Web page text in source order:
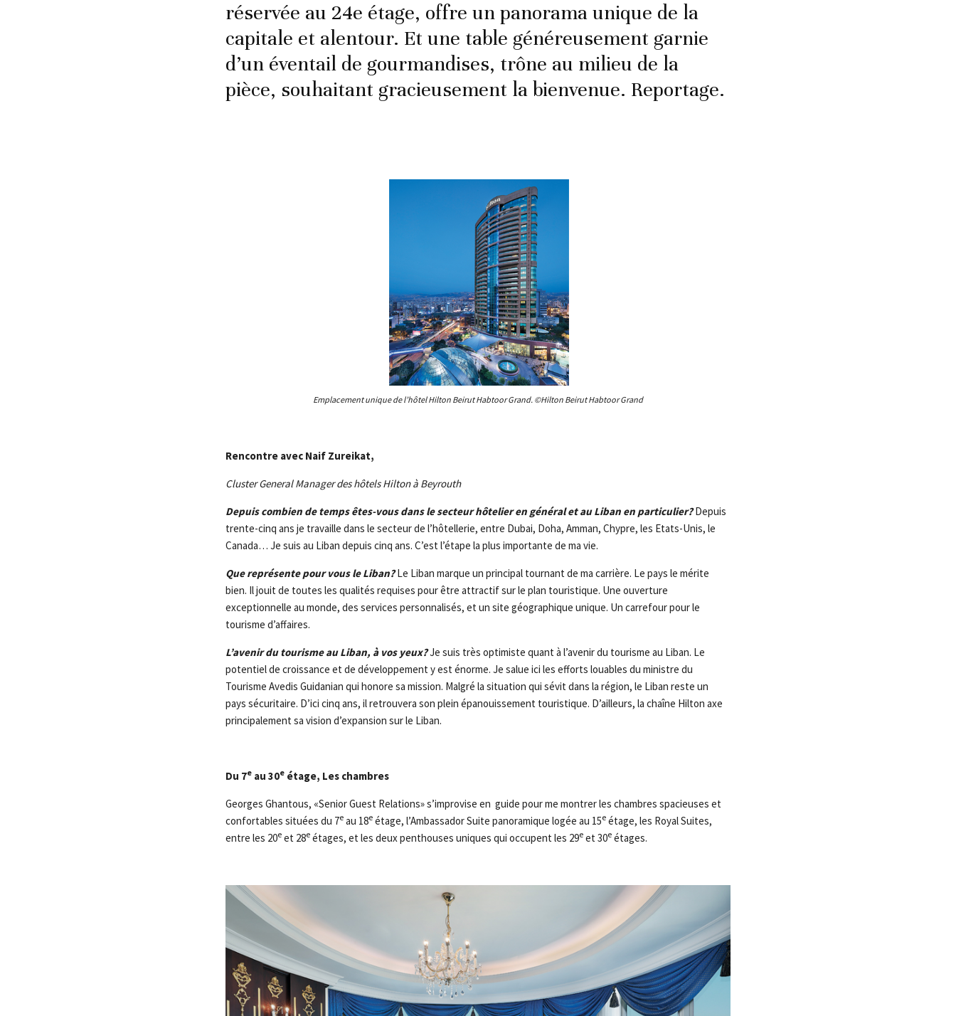
réservée au 24e étage, offre un panorama unique de la
capitale et alentour. Et une table généreusement garnie
d’un éventail de gourmandises, trône au milieu de la
pièce, souhaitant gracieusement la bienvenue. Reportage.
Emplacement unique de l’hôtel Hilton Beirut Habtoor Grand. ©Hilton Beirut Habtoor Grand
Rencontre avec Naif Zureikat,
Cluster General Manager des hôtels Hilton à Beyrouth
Depuis combien de temps êtes-vous dans le secteur hôtelier en général et au Liban en particulier? Depuis
trente-cinq ans je travaille dans le secteur de l’hôtellerie, entre Dubai, Doha, Amman, Chypre, les Etats-Unis, le
Canada… Je suis au Liban depuis cinq ans. C’est l’étape la plus importante de ma vie.
Que représente pour vous le Liban?Le Liban marque un principal tournant de ma carrière. Le pays le mérite
bien. Il jouit de toutes les qualités requises pour être attractif sur le plan touristique. Une ouverture
exceptionnelle au monde, des services personnalisés, et un site géographique unique. Un carrefour pour le
tourisme d’affaires.
L’avenir du tourisme au Liban, à vos yeux?Je suis très optimiste quant à l’avenir du tourisme au Liban. Le
potentiel de croissance et de développement y est énorme. Je salue ici les efforts louables du ministre du
Tourisme Avedis Guidanian qui honore sa mission. Malgré la situation qui sévit dans la région, le Liban reste un
pays sécuritaire. D’ici cinq ans, il retrouvera son plein épanouissement touristique. D’ailleurs, la chaîne Hilton axe
principalement sa vision d’expansion sur le Liban.
Du 7e au 30e étage, Les chambres
Georges Ghantous, «Senior Guest Relations» s’improvise en guide pour me montrer les chambres spacieuses et
confortables situées du 7e au 18e étage, l’Ambassador Suite panoramique logée au 15e étage, les Royal Suites,
entre les 20e et 28e étages, et les deux penthouses uniques qui occupent les 29e et 30e étages.